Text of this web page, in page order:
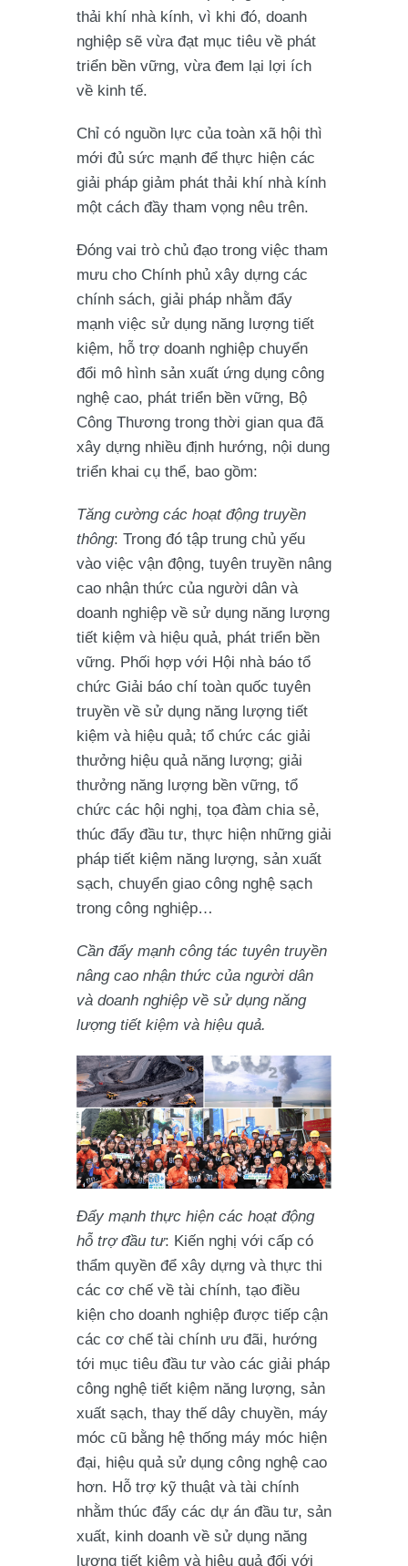
thải khí nhà kính, vì khi đó, doanh
nghiệp sẽ vừa đạt mục tiêu về phát
triển bền vững, vừa đem lại lợi ích
về kinh tế.
Chỉ có nguồn lực của toàn xã hội thì
mới đủ sức mạnh để thực hiện các
giải pháp giảm phát thải khí nhà kính
một cách đầy tham vọng nêu trên.
Đóng vai trò chủ đạo trong việc tham
mưu cho Chính phủ xây dựng các
chính sách, giải pháp nhằm đẩy
mạnh việc sử dụng năng lượng tiết
kiệm, hỗ trợ doanh nghiệp chuyển
đổi mô hình sản xuất ứng dụng công
nghệ cao, phát triển bền vững, Bộ
Công Thương trong thời gian qua đã
xây dựng nhiều định hướng, nội dung
triển khai cụ thể, bao gồm:
Tăng cường các hoạt động truyền
thông: Trong đó tập trung chủ yếu
vào việc vận động, tuyên truyền nâng
cao nhận thức của người dân và
doanh nghiệp về sử dụng năng lượng
tiết kiệm và hiệu quả, phát triển bền
vững. Phối hợp với Hội nhà báo tổ
chức Giải báo chí toàn quốc tuyên
truyền về sử dụng năng lượng tiết
kiệm và hiệu quả; tổ chức các giải
thưởng hiệu quả năng lượng; giải
thưởng năng lượng bền vững, tổ
chức các hội nghị, tọa đàm chia sẻ,
thúc đẩy đầu tư, thực hiện những giải
pháp tiết kiệm năng lượng, sản xuất
sạch, chuyển giao công nghệ sạch
trong công nghiệp…
Cần đẩy mạnh công tác tuyên truyền
nâng cao nhận thức của người dân
và doanh nghiệp về sử dụng năng
lượng tiết kiệm và hiệu quả.
Đẩy mạnh thực hiện các hoạt động
hỗ trợ đầu tư: Kiến nghị với cấp có
thẩm quyền để xây dựng và thực thi
các cơ chế về tài chính, tạo điều
kiện cho doanh nghiệp được tiếp cận
các cơ chế tài chính ưu đãi, hướng
tới mục tiêu đầu tư vào các giải pháp
công nghệ tiết kiệm năng lượng, sản
xuất sạch, thay thế dây chuyền, máy
móc cũ bằng hệ thống máy móc hiện
đại, hiệu quả sử dụng công nghệ cao
hơn. Hỗ trợ kỹ thuật và tài chính
nhằm thúc đẩy các dự án đầu tư, sản
xuất, kinh doanh về sử dụng năng
lượng tiết kiệm và hiệu quả đối với